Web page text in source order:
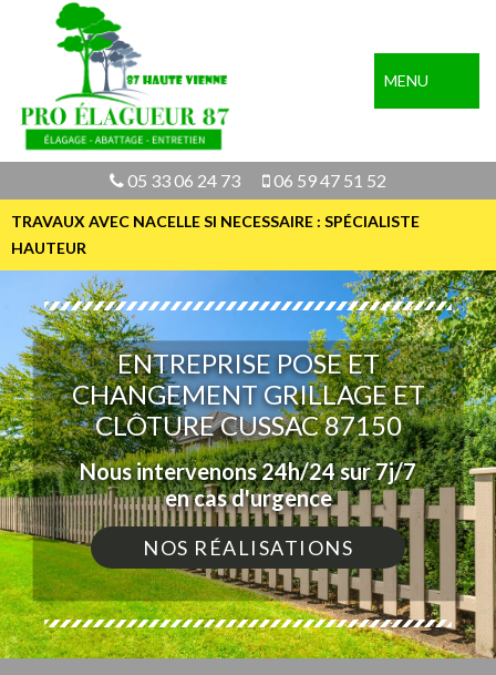
MENU
05 33 06 24 73 06 59 47 51 52
TRAVAUX AVEC NACELLE SI NECESSAIRE : SPÉCIALISTE
HAUTEUR
ENTREPRISE POSE ET
CHANGEMENT GRILLAGE ET
CLÔTURE CUSSAC 87150
Nous intervenons 24h/24 sur 7j/7
en cas d'urgence
NOS RÉALISATIONS